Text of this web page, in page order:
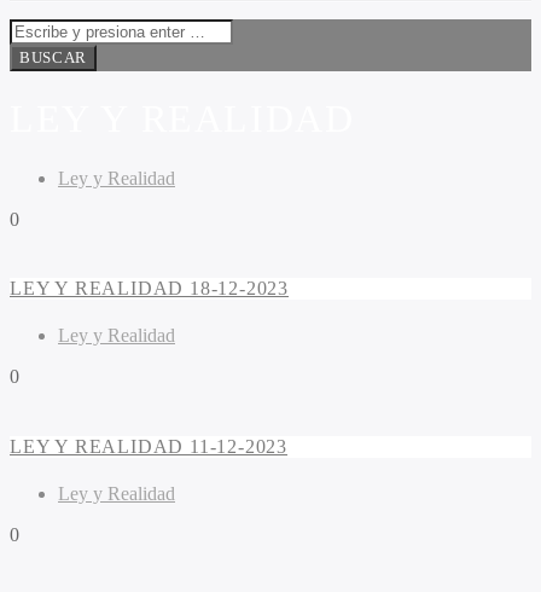
Ley y Realidad
0
LEY Y REALIDAD 18-12-2023
Ley y Realidad
0
LEY Y REALIDAD 11-12-2023
Ley y Realidad
0